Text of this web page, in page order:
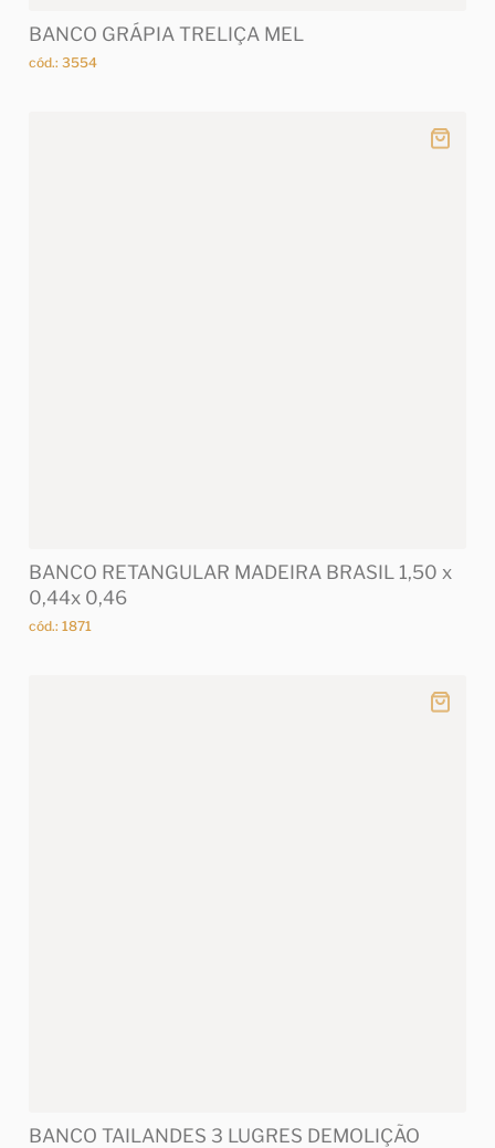
BANCO GRÁPIA TRELIÇA MEL
cód.: 3554
BANCO RETANGULAR MADEIRA BRASIL 1,50 x
0,44x 0,46
cód.: 1871
BANCO TAILANDES 3 LUGRES DEMOLIÇÃO